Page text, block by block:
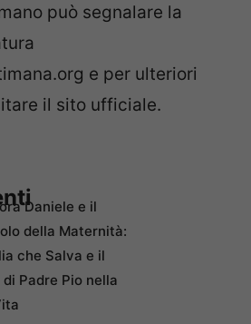
può segnalare la
e per ulteriori
il sito ufficiale.
Daniele e il
della Maternità:
che Salva e il
di Padre Pio nella